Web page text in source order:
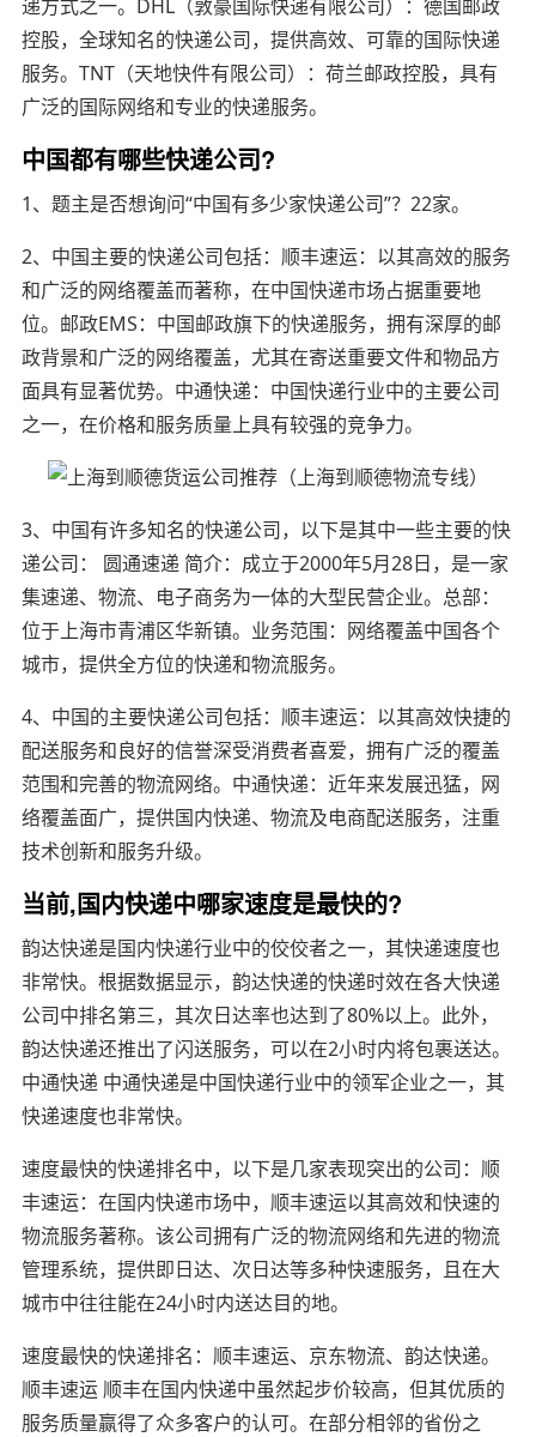
递方式之一。DHL（敦豪国际快递有限公司）：德国邮政
控股，全球知名的快递公司，提供高效、可靠的国际快递
服务。TNT（天地快件有限公司）：荷兰邮政控股，具有
广泛的国际网络和专业的快递服务。
中国都有哪些快递公司?
1、题主是否想询问“中国有多少家快递公司”？22家。
2、中国主要的快递公司包括：顺丰速运：以其高效的服务
和广泛的网络覆盖而著称，在中国快递市场占据重要地
位。邮政EMS：中国邮政旗下的快递服务，拥有深厚的邮
政背景和广泛的网络覆盖，尤其在寄送重要文件和物品方
面具有显著优势。中通快递：中国快递行业中的主要公司
之一，在价格和服务质量上具有较强的竞争力。
3、中国有许多知名的快递公司，以下是其中一些主要的快
递公司： 圆通速递 简介：成立于2000年5月28日，是一家
集速递、物流、电子商务为一体的大型民营企业。总部：
位于上海市青浦区华新镇。业务范围：网络覆盖中国各个
城市，提供全方位的快递和物流服务。
4、中国的主要快递公司包括：顺丰速运：以其高效快捷的
配送服务和良好的信誉深受消费者喜爱，拥有广泛的覆盖
范围和完善的物流网络。中通快递：近年来发展迅猛，网
络覆盖面广，提供国内快递、物流及电商配送服务，注重
技术创新和服务升级。
当前,国内快递中哪家速度是最快的?
韵达快递是国内快递行业中的佼佼者之一，其快递速度也
非常快。根据数据显示，韵达快递的快递时效在各大快递
公司中排名第三，其次日达率也达到了80%以上。此外，
韵达快递还推出了闪送服务，可以在2小时内将包裹送达。
中通快递 中通快递是中国快递行业中的领军企业之一，其
快递速度也非常快。
速度最快的快递排名中，以下是几家表现突出的公司：顺
丰速运：在国内快递市场中，顺丰速运以其高效和快速的
物流服务著称。该公司拥有广泛的物流网络和先进的物流
管理系统，提供即日达、次日达等多种快速服务，且在大
城市中往往能在24小时内送达目的地。
速度最快的快递排名：顺丰速运、京东物流、韵达快递。
顺丰速运 顺丰在国内快递中虽然起步价较高，但其优质的
服务质量赢得了众多客户的认可。在部分相邻的省份之